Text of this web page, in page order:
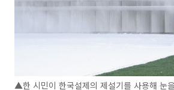
▲한 시민이 한국설제의 제설기를 사용해 눈